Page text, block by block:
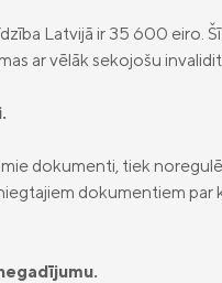
Latvijā ir 35 600 eiro.
ar vēlāk sekojošu
dokumenti, tiek
dokumentiem